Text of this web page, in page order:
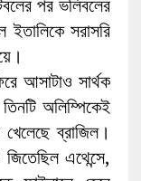
পর ভলিবলের
সরাসরি
আসাটাও সার্থক
অলিম্পিকেই
ব্রাজিল।
এথেন্সে,